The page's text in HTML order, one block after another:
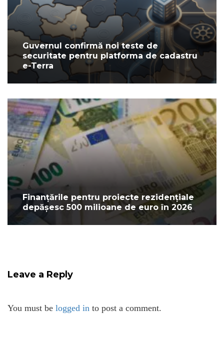
Guvernul confirmă noi teste de
securitate pentru platforma de cadastru
e-Terra
Finanțările pentru proiecte rezidențiale
depășesc 500 milioane de euro în 2026
Leave a Reply
You must be logged in to post a comment.